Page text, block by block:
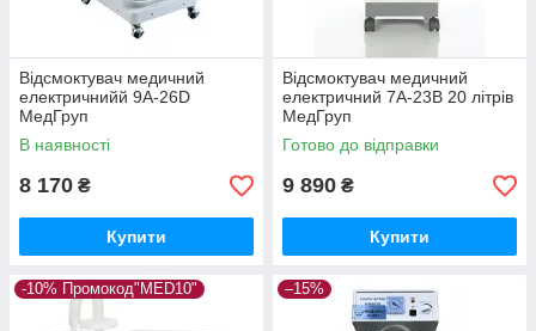
Відсмоктувач медичний
електричнийй 9А-26D
МедГруп
В наявності
8 170 ₴
Купити
Відсмоктувач медичний
електричний 7А-23В 20 літрів
МедГруп
Готово до відправки
9 890 ₴
Купити
-10% Промокод"MED10" –15%